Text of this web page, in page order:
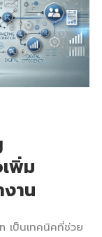
พิ่ม
าน
เป็นเทคนิคที่ช่วย